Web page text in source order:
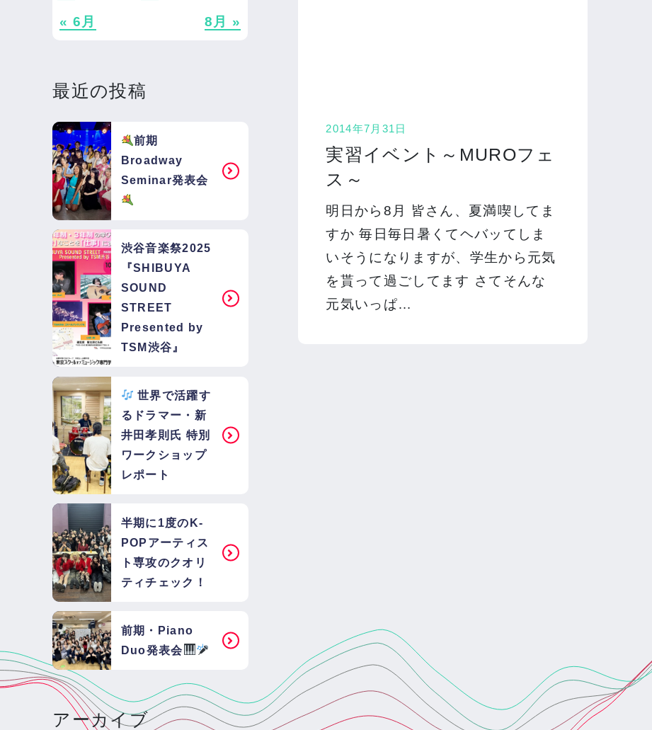
2014年7月31日
実習イベント～MUROフェ
ス～
明日から8月 皆さん、夏満喫してま
すか 毎日毎日暑くてヘバッてしま
いそうになりますが、学生から元気
を貰って過ごしてます さてそんな
元気いっぱ…
« 6月 8月 »
最近の投稿
前期
Broadway
Seminar発表会
渋谷音楽祭2025
『SHIBUYA
SOUND
STREET
Presented by
TSM渋谷』
世界で活躍す
るドラマー・新
井田孝則氏 特別
ワークショップ
レポート
半期に1度のK-
POPアーティス
ト専攻のクオリ
ティチェック！
前期・Piano
Duo発表会
アーカイブ